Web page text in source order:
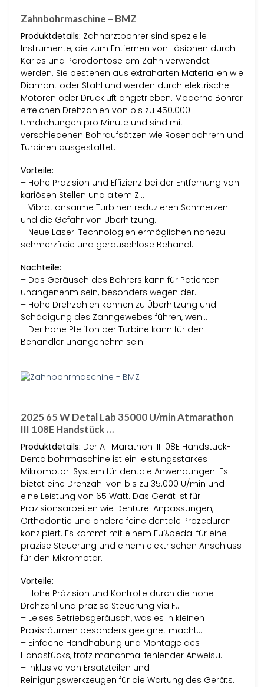
Zahnbohrmaschine – BMZ
Produktdetails: Zahnarztbohrer sind spezielle
Instrumente, die zum Entfernen von Läsionen durch
Karies und Parodontose am Zahn verwendet
werden. Sie bestehen aus extraharten Materialien wie
Diamant oder Stahl und werden durch elektrische
Motoren oder Druckluft angetrieben. Moderne Bohrer
erreichen Drehzahlen von bis zu 450.000
Umdrehungen pro Minute und sind mit
verschiedenen Bohraufsätzen wie Rosenbohrern und
Turbinen ausgestattet.
Vorteile:
– Hohe Präzision und Effizienz bei der Entfernung von
kariösen Stellen und altem Z…
– Vibrationsarme Turbinen reduzieren Schmerzen
und die Gefahr von Überhitzung.
– Neue Laser-Technologien ermöglichen nahezu
schmerzfreie und geräuschlose Behandl…
Nachteile:
– Das Geräusch des Bohrers kann für Patienten
unangenehm sein, besonders wegen der…
– Hohe Drehzahlen können zu Überhitzung und
Schädigung des Zahngewebes führen, wen…
– Der hohe Pfeifton der Turbine kann für den
Behandler unangenehm sein.
2025 65 W Detal Lab 35000 U/min Atmarathon
III 108E Handstück …
Produktdetails: Der AT Marathon III 108E Handstück-
Dentalbohrmaschine ist ein leistungsstarkes
Mikromotor-System für dentale Anwendungen. Es
bietet eine Drehzahl von bis zu 35.000 U/min und
eine Leistung von 65 Watt. Das Gerät ist für
Präzisionsarbeiten wie Denture-Anpassungen,
Orthodontie und andere feine dentale Prozeduren
konzipiert. Es kommt mit einem Fußpedal für eine
präzise Steuerung und einem elektrischen Anschluss
für den Mikromotor.
Vorteile:
– Hohe Präzision und Kontrolle durch die hohe
Drehzahl und präzise Steuerung via F…
– Leises Betriebsgeräusch, was es in kleinen
Praxisräumen besonders geeignet macht…
– Einfache Handhabung und Montage des
Handstücks, trotz manchmal fehlender Anweisu…
– Inklusive von Ersatzteilen und
Reinigungswerkzeugen für die Wartung des Geräts.